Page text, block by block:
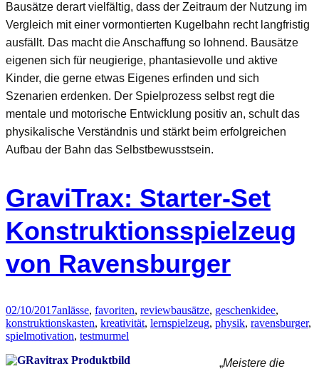
Bausätze derart vielfältig, dass der Zeitraum der Nutzung im
Vergleich mit einer vormontierten Kugelbahn recht langfristig
ausfällt. Das macht die Anschaffung so lohnend. Bausätze
eigenen sich für neugierige, phantasievolle und aktive
Kinder, die gerne etwas Eigenes erfinden und sich
Szenarien erdenken. Der Spielprozess selbst regt die
mentale und motorische Entwicklung positiv an, schult das
physikalische Verständnis und stärkt beim erfolgreichen
Aufbau der Bahn das Selbstbewusstsein.
GraviTrax: Starter-Set
Konstruktionsspielzeug
von Ravensburger
02/10/2017anlässe, favoriten, reviewbausätze, geschenkidee,
konstruktionskasten, kreativität, lernspielzeug, physik, ravensburger,
spielmotivation, testmurmel
Meistere die